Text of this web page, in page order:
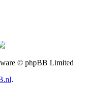
© phpBB Limited
.